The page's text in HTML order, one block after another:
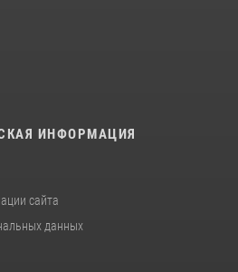
ИНФОРМАЦИЯ
сайта
данных